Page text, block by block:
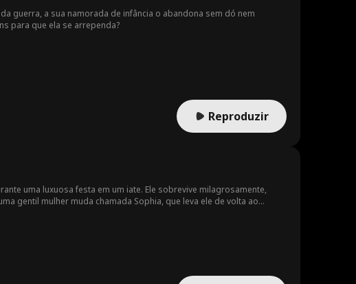
guerra, a sua namorada de infância o abandona sem dó nem
para que ela se arrependa?
Reproduzir
uma luxuosa festa em um iate. Ele sobrevive milagrosamente,
gentil mulher muda chamada Sophia, que leva ele de volta ao